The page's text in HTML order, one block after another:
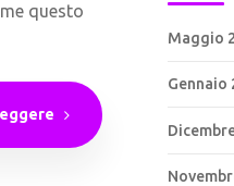
questo
Maggio
Gennaio